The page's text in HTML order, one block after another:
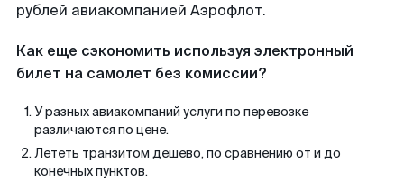
рублей авиакомпанией Аэрофлот.
Как еще сэкономить используя электронный
билет на самолет без комиссии?
У разных авиакомпаний услуги по перевозке
различаются по цене.
Лететь транзитом дешево, по сравнению от и до
конечных пунктов.